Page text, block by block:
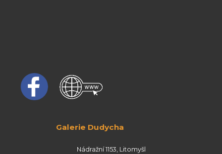
Galerie Dudycha
Nádražní 1153, Litomyšl